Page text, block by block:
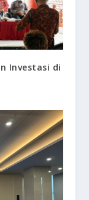
Investasi di